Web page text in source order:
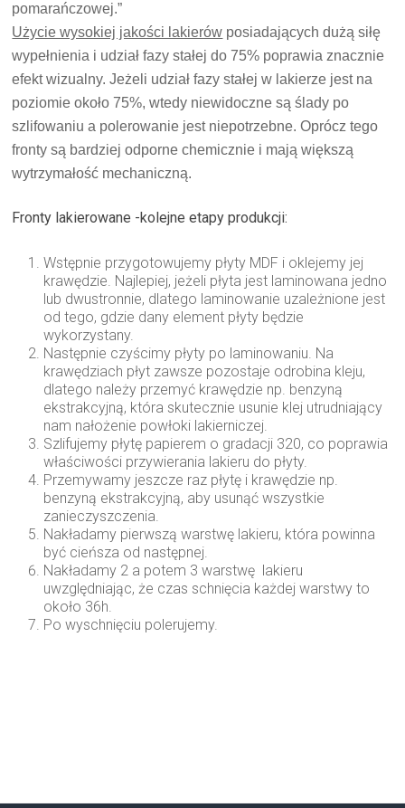
pomarańczowej.”
Użycie wysokiej jakości lakierów posiadających dużą siłę
wypełnienia i udział fazy stałej do 75% poprawia znacznie
efekt wizualny. Jeżeli udział fazy stałej w lakierze jest na
poziomie około 75%, wtedy niewidoczne są ślady po
szlifowaniu a polerowanie jest niepotrzebne. Oprócz tego
fronty są bardziej odporne chemicznie i mają większą
wytrzymałość mechaniczną.
Fronty lakierowane -kolejne etapy produkcji:
Wstępnie przygotowujemy płyty MDF i oklejemy jej
krawędzie. Najlepiej, jeżeli płyta jest laminowana jedno
lub dwustronnie, dlatego laminowanie uzależnione jest
od tego, gdzie dany element płyty będzie
wykorzystany.
Następnie czyścimy płyty po laminowaniu. Na
krawędziach płyt zawsze pozostaje odrobina kleju,
dlatego należy przemyć krawędzie np. benzyną
ekstrakcyjną, która skutecznie usunie klej utrudniający
nam nałożenie powłoki lakierniczej.
Szlifujemy płytę papierem o gradacji 320, co poprawia
właściwości przywierania lakieru do płyty.
Przemywamy jeszcze raz płytę i krawędzie np.
benzyną ekstrakcyjną, aby usunąć wszystkie
zanieczyszczenia.
Nakładamy pierwszą warstwę lakieru, która powinna
być cieńsza od następnej.
Nakładamy 2 a potem 3 warstwę lakieru
uwzględniając, że czas schnięcia każdej warstwy to
około 36h.
Po wyschnięciu polerujemy.